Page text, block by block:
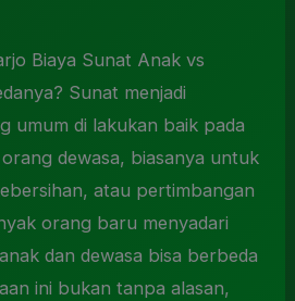
Biaya Sunat Anak vs
Sunat menjadi
umum di lakukan baik pada
dewasa, biasanya untuk
atau pertimbangan
orang baru menyadari
dan dewasa bisa berbeda
ini bukan tanpa alasan,